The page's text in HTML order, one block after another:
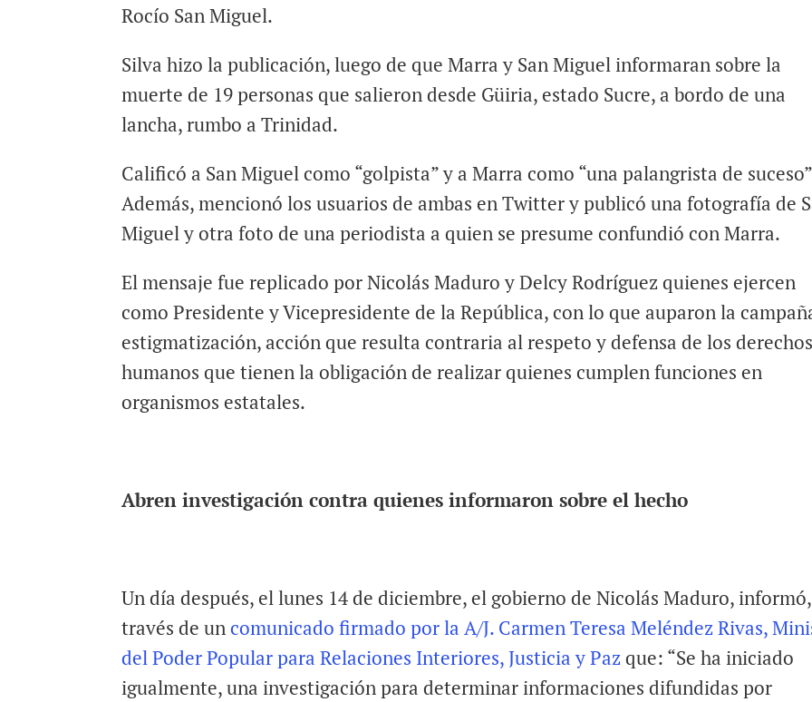
Rocío San Miguel.
Silva hizo la publicación, luego de que Marra y San Miguel informaran sobre la
muerte de 19 personas que salieron desde Güiria, estado Sucre, a bordo de una
lancha, rumbo a Trinidad.
Calificó a San Miguel como “golpista” y a Marra como “una palangrista de
Además, mencionó los usuarios de ambas en Twitter y publicó una fotografía de
Miguel y otra foto de una periodista a quien se presume confundió con Marra.
El mensaje fue replicado por Nicolás Maduro y Delcy Rodríguez quienes ejercen
como Presidente y Vicepresidente de la República, con lo que auparon la
estigmatización, acción que resulta contraria al respeto y defensa de los
humanos que tienen la obligación de realizar quienes cumplen funciones en
organismos estatales.
Abren investigación contra quienes informaron sobre el hecho
Un día después, el lunes 14 de diciembre, el gobierno de Nicolás Maduro,
través de uncomunicado firmado por la A/J. Carmen Teresa Meléndez Rivas,
del Poder Popular para Relaciones Interiores, Justicia y Pazque: “Se ha iniciado
igualmente, una investigación para determinar informaciones difundidas por